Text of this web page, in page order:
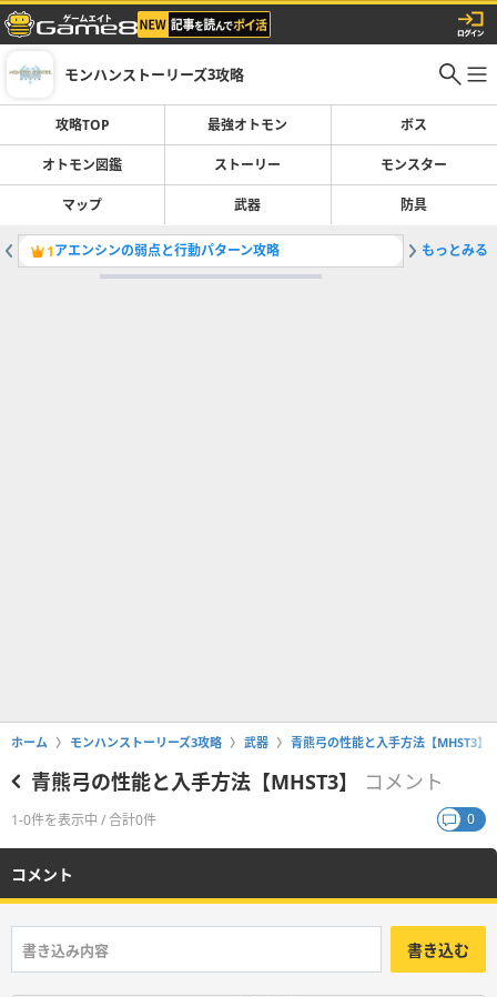
モンハンストーリーズ3攻略
攻略TOP 最強オトモン ボス
オトモン図鑑 ストーリー モンスター
マップ 武器 防具
1アエンシンの弱点と行動パターン攻略 2最強オ
もっとみる
ホーム モンハンストーリーズ3攻略 武器 青熊弓の性能と入手方法【MHST3】
青熊弓の性能と入手方法【MHST3】 コメント
1-0件を表示中 / 合計0件 0
コメント
書き込む